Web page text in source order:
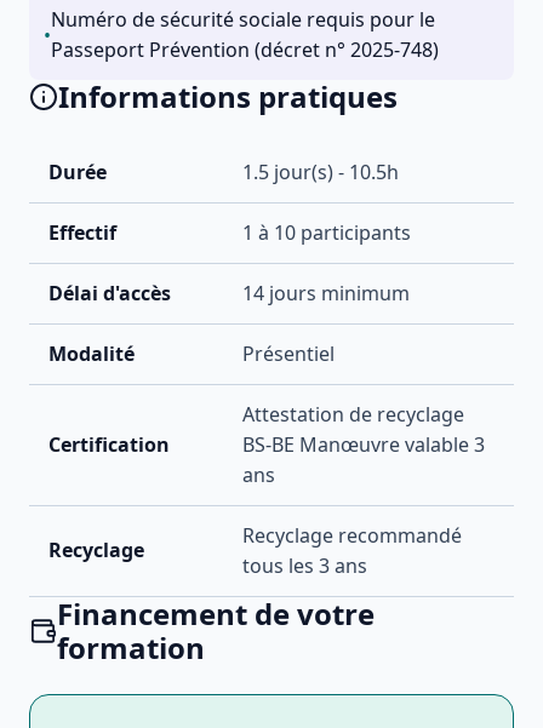
•
Numéro de sécurité sociale requis pour le
Passeport Prévention (décret n° 2025-748)
Informations pratiques
Durée 1.5 jour(s) - 10.5h
Effectif 1 à 10 participants
Délai d'accès 14 jours minimum
Modalité Présentiel
Certification
Attestation de recyclage
BS-BE Manœuvre valable 3
ans
Recyclage
Recyclage recommandé
tous les 3 ans
Financement de votre
formation